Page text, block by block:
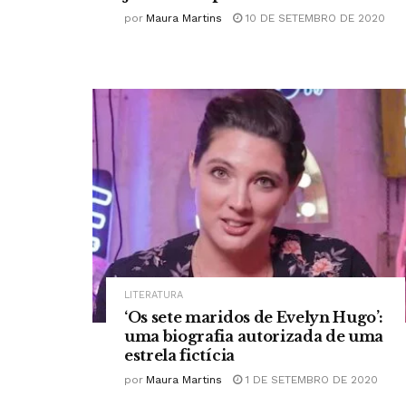
por Maura Martins 10 DE SETEMBRO DE 2020
LITERATURA
‘Os sete maridos de Evelyn Hugo’:
uma biografia autorizada de uma
estrela fictícia
por Maura Martins 1 DE SETEMBRO DE 2020